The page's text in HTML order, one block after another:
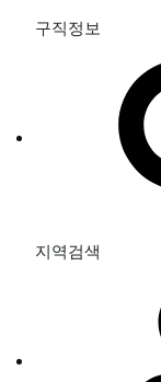
구직정보
지역검색